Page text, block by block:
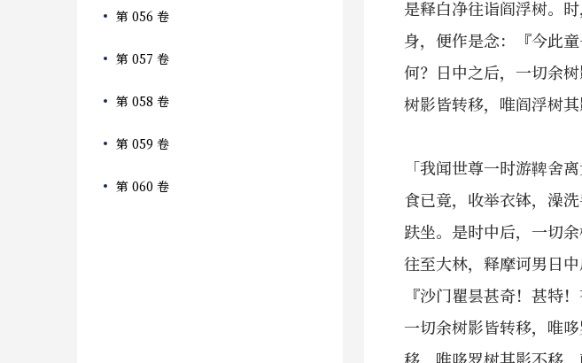
第 056 卷
第 057 卷
第 058 卷
第 059 卷
第 060 卷